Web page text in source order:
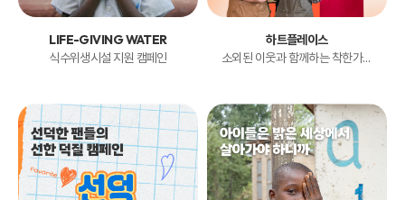
LIFE-GIVING WATER
식수위생시설 지원 캠페인
하트플레이스
소외된 이웃과 함께하는 착한가게 캠페인